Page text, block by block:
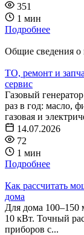
351
1 мин
Подробнее
Общие сведения о
ТО, ремонт и
сервис
Газовый
раз в год: масло,
газовая и
14.07.2026
72
1 мин
Подробнее
Как рассчитать
дома
Для дома 100–150
10 кВт. Точный
приборов с...